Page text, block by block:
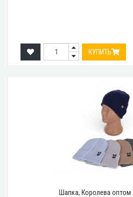
КУПИТЬ
Шапка, Королева оптом